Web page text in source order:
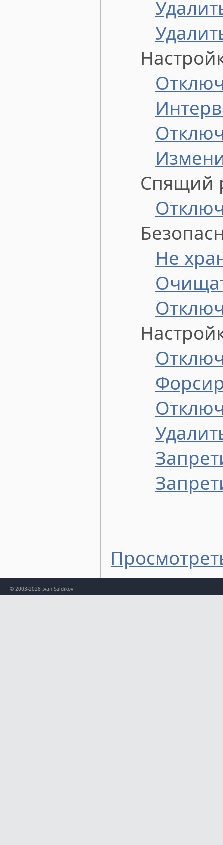
Спящий
Не
© 2003-2026 Ivan Saldikov